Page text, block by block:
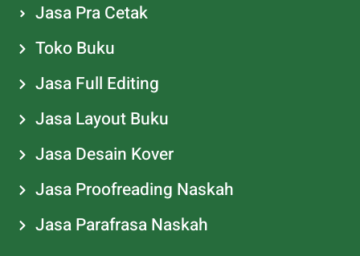
Jasa Pra Cetak
Toko Buku
Jasa Full Editing
Jasa Layout Buku
Jasa Desain Kover
Jasa Proofreading Naskah
Jasa Parafrasa Naskah